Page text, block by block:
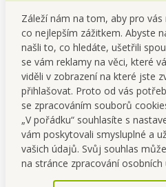
Záleží nám na tom, aby pro vás
co nejlepším zážitkem. Abyste
našli to, co hledáte, ušetřili
se vám reklamy na věci, které
viděli v zobrazení na které jste
přihlašovat. Proto od vás
se zpracováním souborů
„V pořádku“ souhlasíte s
vám poskytovali smysluplné a
vašich údajů. Svůj souhlas
na stránce zpracování osobních
4 ks náhradní houbičky pro
obsahuje 2 měkké celulózové
houbičky na hrubé nečistoty.
Rozměry: celulózová - š 5 x h
9,5 x v 3,5 cm.